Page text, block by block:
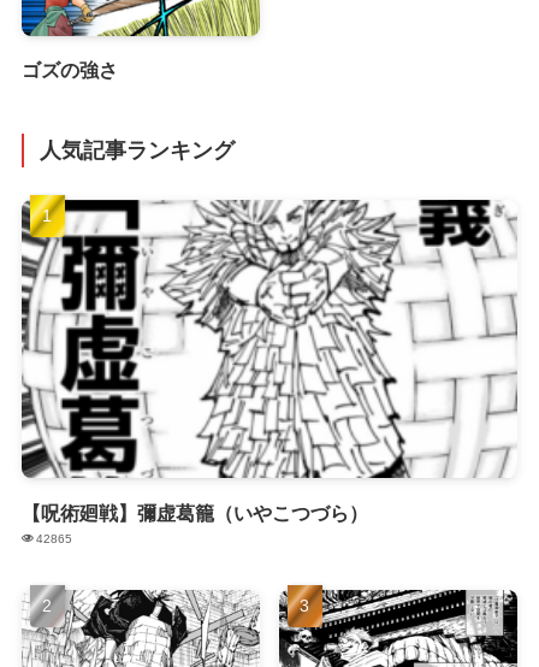
ゴズの強さ
人気記事ランキング
【呪術廻戦】彌虚葛籠（いやこつづら）
42865